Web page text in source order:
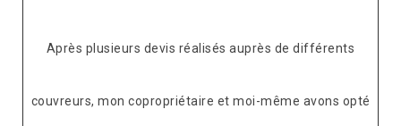
Après plusieurs devis réalisés auprès de différents
couvreurs, mon copropriétaire et moi-même avons opté